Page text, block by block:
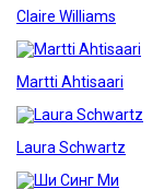
Claire Williams
Martti Ahtisaari
Laura Schwartz